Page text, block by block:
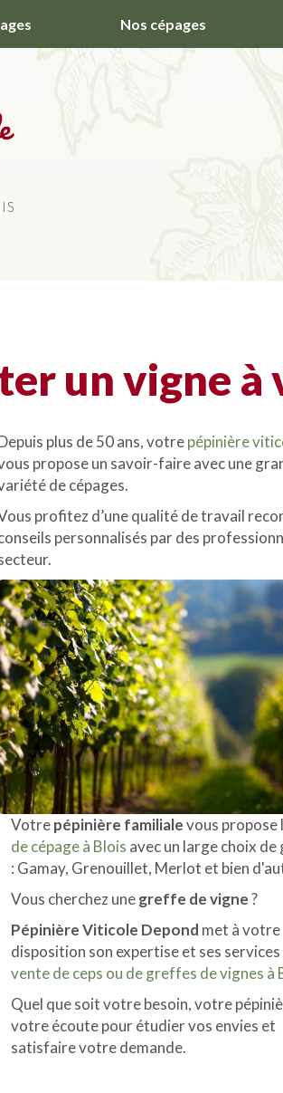
Nos cépages
un vigne à
plus de 50 ans, votrepépinière
propose un savoir-faire avec une
de cépages.
profitez d’une qualité de travail
personnalisés par des
Votrepépinière familialevous propose
de cépage à Blois avec un large choix de
: Gamay, Grenouillet, Merlot et bien
Vous cherchez unegreffe de vigne?
Pépinière Viticole Depond met à votre
disposition son expertise et ses services
vente de ceps ou de greffes de vignes à
Quel que soit votre besoin, votre
votre écoute pour étudier vos envies et
satisfaire votre demande.